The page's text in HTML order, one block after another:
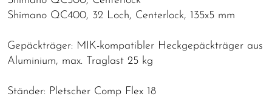
Shimano QC400, 32 Loch, Centerlock, 135x5 mm
Gepäckträger: MIK-kompatibler Heckgepäckträger aus
Aluminium, max. Traglast 25 kg
Ständer: Pletscher Comp Flex 18